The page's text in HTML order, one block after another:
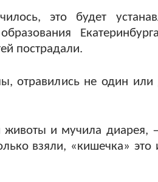
это будет
пострадали.
отравились не один
и мучила диарея,
взяли, «кишечка» это